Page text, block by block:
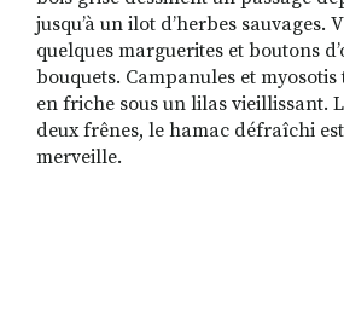
jusqu’à un ilot d’herbes sauvages.
quelques marguerites et boutons
bouquets. Campanules et
en friche sous un lilas vieillissant.
deux frênes, le hamac défraîchi
merveille.